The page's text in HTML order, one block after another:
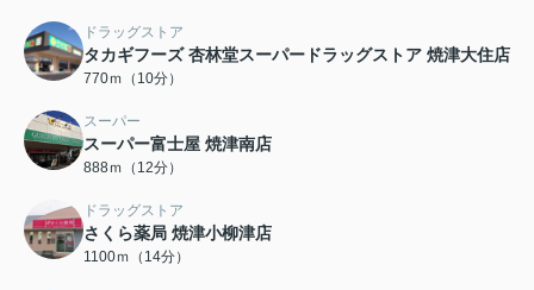
ドラッグストア
タカギフーズ 杏林堂スーパードラッグストア 焼津大住店
770ｍ（10分）
スーパー
スーパー富士屋 焼津南店
888ｍ（12分）
ドラッグストア
さくら薬局 焼津小柳津店
1100ｍ（14分）